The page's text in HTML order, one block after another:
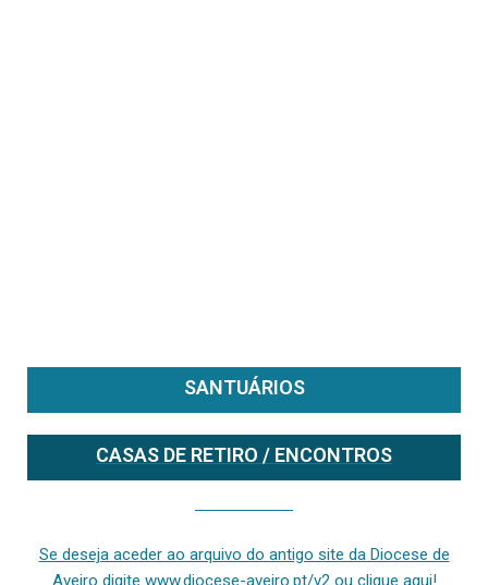
SANTUÁRIOS
CASAS DE RETIRO / ENCONTROS
Se deseja aceder ao arquivo do antigo site da Diocese de
Aveiro digite www.diocese-aveiro.pt/v2 ou clique aqui!